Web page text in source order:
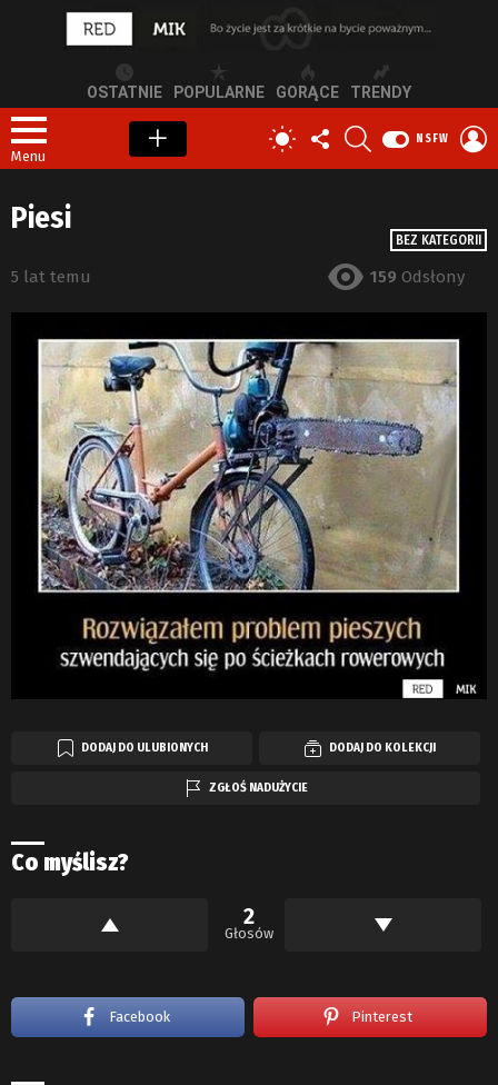
OSTATNIE POPULARNE GORĄCE TRENDY
Menu
PRZEŁĄCZ
SKÓRKĘ
OBSERWUJ
NAS
NSFW
BEZ KATEGORII
Piesi
5 lat temu 159 Odsłony
DODAJ DO ULUBIONYCH DODAJ DO KOLEKCJI
ZGŁOŚ NADUŻYCIE
Co myślisz?
2
Głosów
Facebook Pinterest